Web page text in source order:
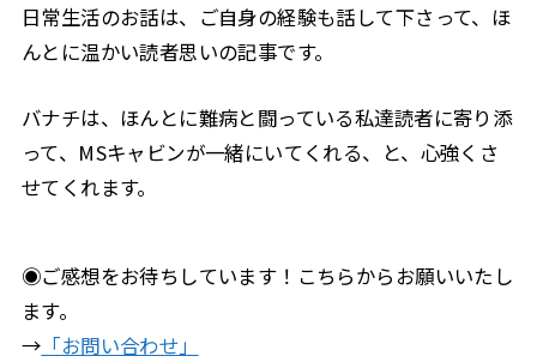
日常生活のお話は、ご自身の経験も話して下さって、ほ
んとに温かい読者思いの記事です。
バナチは、ほんとに難病と闘っている私達読者に寄り添
って、MSキャビンが一緒にいてくれる、と、心強くさ
せてくれます。
◉ご感想をお待ちしています！こちらからお願いいたし
ます。
→ 「お問い合わせ」